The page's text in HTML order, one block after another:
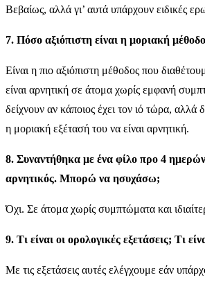
Βεβαίως, αλλά γι’ αυτά υπάρχουν ειδικές
7. Πόσο αξιόπιστη είναι η μοριακή
Είναι η πιο αξιόπιστη μέθοδος που
είναι αρνητική σε άτομα χωρίς εμφανή
δείχνουν αν κάποιος έχει τον ιό τώρα,
η μοριακή εξέτασή του να είναι αρνητική.
8. Συναντήθηκα με ένα φίλο προ 4
αρνητικός. Μπορώ να ησυχάσω;
Όχι. Σε άτομα χωρίς συμπτώματα και
9. Τι είναι οι ορολογικές εξετάσεις; Τι
Με τις εξετάσεις αυτές ελέγχουμε εάν